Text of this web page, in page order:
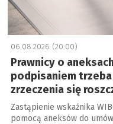
06.08.2026 (20:00)
Prawnicy o
podpisaniem
zrzeczenia się
Zastąpienie wskaźnika
pomocą aneksów do